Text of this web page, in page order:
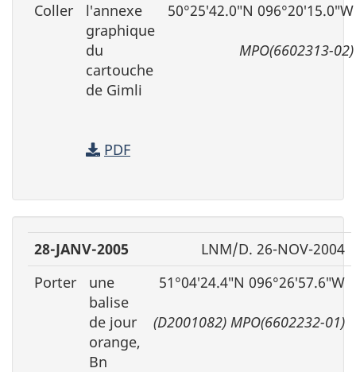
Coller
l′annexe
graphique
du
cartouche
de Gimli
PDF
50°25′42.0″N 096°20′15.0″W
MPO(6602313-02)
28-JANV-2005
LNM/D. 26-NOV-2004
Porter
une
balise
de jour
orange,
Bn
51°04′24.4″N 096°26′57.6″W
(D2001082) MPO(6602232-01)